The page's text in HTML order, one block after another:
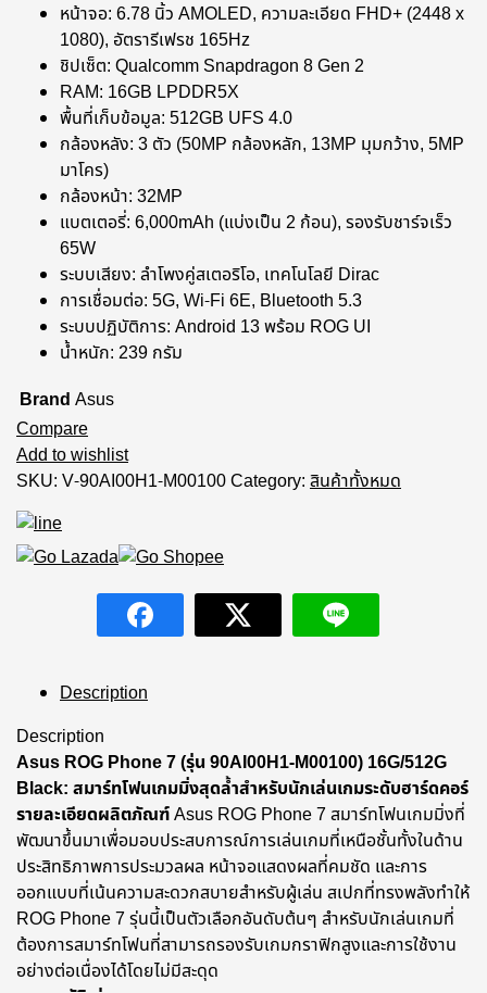
หน้าจอ: 6.78 นิ้ว AMOLED, ความละเอียด FHD+ (2448 x
1080), อัตรารีเฟรช 165Hz
ชิปเซ็ต: Qualcomm Snapdragon 8 Gen 2
RAM: 16GB LPDDR5X
พื้นที่เก็บข้อมูล: 512GB UFS 4.0
กล้องหลัง: 3 ตัว (50MP กล้องหลัก, 13MP มุมกว้าง, 5MP
มาโคร)
กล้องหน้า: 32MP
แบตเตอรี่: 6,000mAh (แบ่งเป็น 2 ก้อน), รองรับชาร์จเร็ว
65W
ระบบเสียง: ลำโพงคู่สเตอริโอ, เทคโนโลยี Dirac
การเชื่อมต่อ: 5G, Wi-Fi 6E, Bluetooth 5.3
ระบบปฏิบัติการ: Android 13 พร้อม ROG UI
น้ำหนัก: 239 กรัม
Brand Asus
Compare
Add to wishlist
SKU: V-90AI00H1-M00100Category: สินค้าทั้งหมด
Description
Description
Asus ROG Phone 7 (รุ่น 90AI00H1-M00100) 16G/512G
Black: สมาร์ทโฟนเกมมิ่งสุดล้ำสำหรับนักเล่นเกมระดับฮาร์ดคอร์
รายละเอียดผลิตภัณฑ์Asus ROG Phone 7 สมาร์ทโฟนเกมมิ่งที่
พัฒนาขึ้นมาเพื่อมอบประสบการณ์การเล่นเกมที่เหนือชั้นทั้งในด้าน
ประสิทธิภาพการประมวลผล หน้าจอแสดงผลที่คมชัด และการ
ออกแบบที่เน้นความสะดวกสบายสำหรับผู้เล่น สเปกที่ทรงพลังทำให้
ROG Phone 7 รุ่นนี้เป็นตัวเลือกอันดับต้นๆ สำหรับนักเล่นเกมที่
ต้องการสมาร์ทโฟนที่สามารถรองรับเกมกราฟิกสูงและการใช้งาน
อย่างต่อเนื่องได้โดยไม่มีสะดุด